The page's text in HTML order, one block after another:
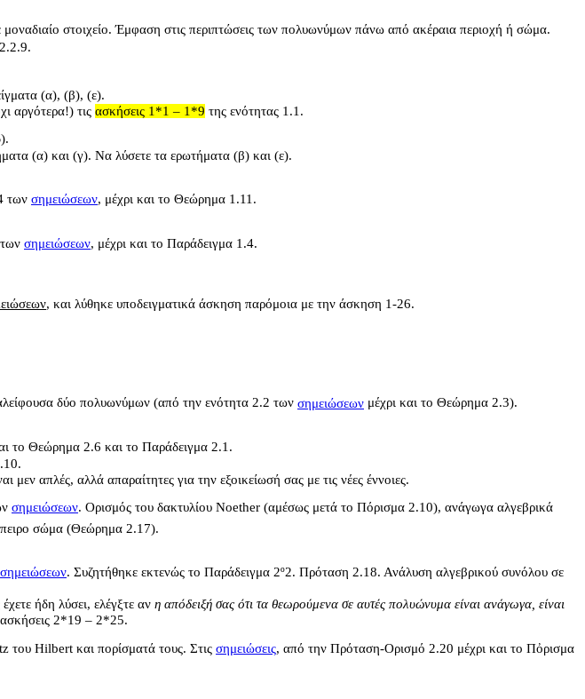
στοιχείο. Έμφαση στις περιπτώσεις των πολυωνύμων πάνω από ακέραια περιοχή ή σώμα.
(α), (β), (ε).
αργότερα!) τις ασκήσεις 1*1 – 1*9 της ενότητας 1.1.
(α) και (γ). Να λύσετε τα ερωτήματα (β) και (ε).
των σημειώσεων, μέχρι και το Θεώρημα 1.11.
σημειώσεων, μέχρι και το Παράδειγμα 1.4.
, και λύθηκε υποδειγματικά άσκηση παρόμοια με την άσκηση 1-26.
δύο πολυωνύμων (από την ενότητα 2.2 των σημειώσεων μέχρι και το Θεώρημα 2.3).
το Θεώρημα 2.6 και το Παράδειγμα 2.1.
απλές, αλλά απαραίτητες για την εξοικείωσή σας με τις νέες έννοιες.
σημειώσεων. Ορισμός του δακτυλίου Noether (αμέσως μετά το Πόρισμα 2.10), ανάγωγα αλγεβρικά
σώμα (Θεώρημα 2.17).
σημειώσεων. Συζητήθηκε εκτενώς το Παράδειγμα 2º2. Πρόταση 2.18. Ανάλυση αλγεβρικού συνόλου σε
ήδη λύσει, ελέγξτε αν η απόδειξή σας ότι τα θεωρούμενα σε αυτές πολυώνυμα είναι ανάγωγα, είναι
ασκήσεις 2*19 – 2*25.
του Hilbert και πορίσματά τους. Στις σημειώσεις, από την Πρόταση-Ορισμό 2.20 μέχρι και το Πὀρισμα